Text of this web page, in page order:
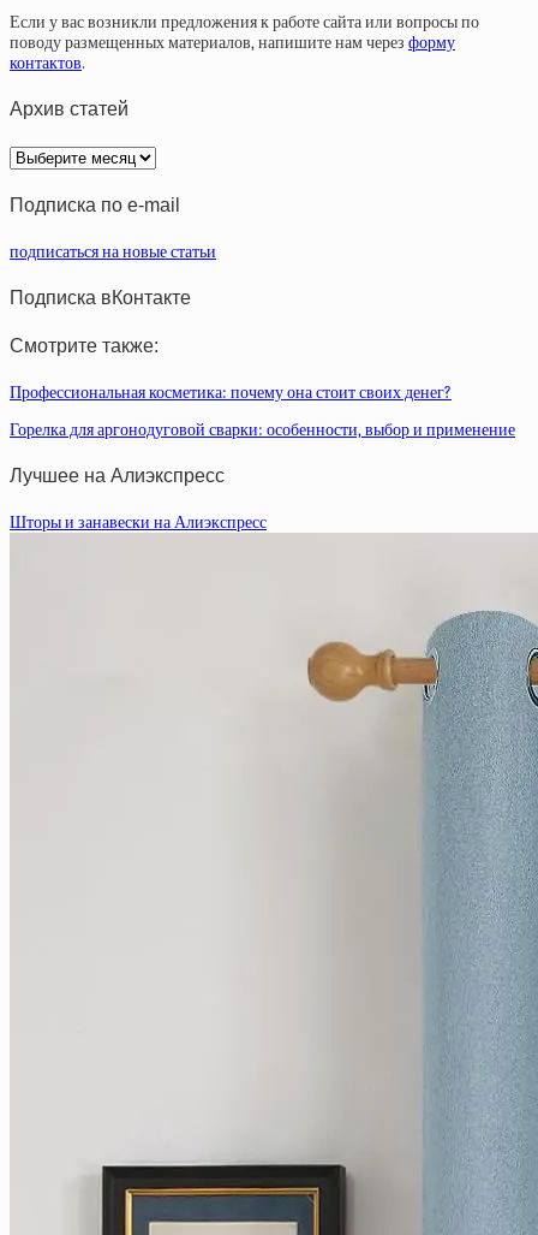
Если у вас возникли предложения к работе сайта или вопросы по
поводу размещенных материалов, напишите нам через форму
контактов.
Архив статей
Архив
статей
Подписка по e-mail
подписаться на новые статьи
Подписка вКонтакте
Смотрите также:
Профессиональная косметика: почему она стоит своих денег?
Горелка для аргонодуговой сварки: особенности, выбор и применение
Лучшее на Алиэкспресс
Шторы и занавески на Алиэкспресс